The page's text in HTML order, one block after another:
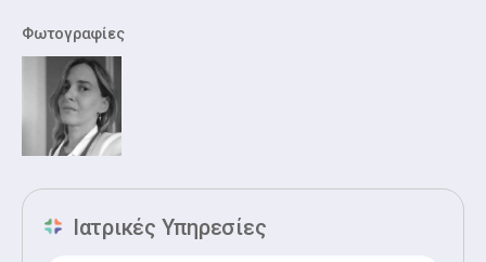
Φωτογραφίες
Ιατρικές Υπηρεσίες